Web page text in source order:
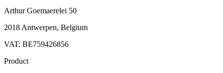
Arthur Goemaerelei 50
2018 Antwerpen, Belgium
VAT: BE759426856
Product